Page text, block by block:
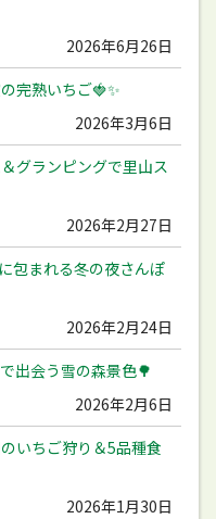
2026年6月26日
完熟いちご🍓✨
2026年3月6日
グランピングで里山ス
2026年2月27日
包まれる冬の夜さんぽ
2026年2月24日
出会う雪の森景色🌳
2026年2月6日
いちご狩り＆5品種食
2026年1月30日